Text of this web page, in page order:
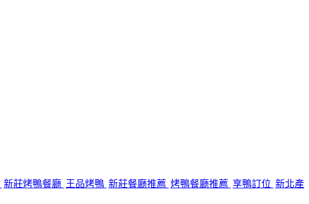
新莊烤鴨餐廳 王品烤鴨 新莊餐廳推薦 烤鴨餐廳推薦 享鴨訂位 新北產